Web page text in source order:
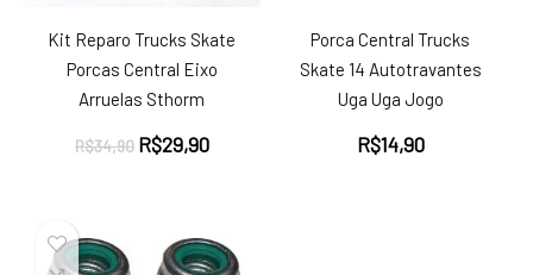
Kit Reparo Trucks Skate
Porcas Central Eixo
Arruelas Sthorm
R$34,90 O
R$34,90.
R$29,90O
R$29,90.
Porca Central Trucks
Skate 14 Autotravantes
Uga Uga Jogo
R$14,90